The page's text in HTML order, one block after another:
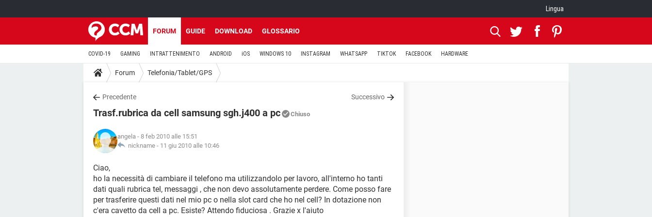
Lingua
FORUM GUIDE DOWNLOAD GLOSSARIO
COVID-19 GAMING INTRATTENIMENTO ANDROID iOS WINDOWS 10 INSTAGRAM WHATSAPP TIKTOK FACEBOOK HARDWARE
Forum Telefonia/Tablet/GPS
Precedente Successivo
Trasf.rubrica da cell samsung sgh.j400 a pc Chiuso
angela - 8 feb 2010 alle 15:51
nickname - 11 giu 2010 alle 10:46
Ciao,
ho la necessità di cambiare il telefono ma utilizzandolo per lavoro, all'interno ho tanti
dati quali rubrica tel, messaggi , che non devo assolutamente perdere. Come posso fare
per trasferire questi dati nel mio pc o nella slot card che ho nel cell? In dotazione non
c'era cavetto da cell a pc. Esiste? Attendo fiduciosa . Grazie x l'aiuto